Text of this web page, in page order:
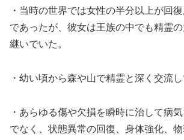
・当時の世界では女性の半分以上が回
であったが、彼女は王族の中でも精霊
継いでいた。
・幼い頃から森や山で精霊と深く交流し
・あらゆる傷や欠損を瞬時に治して病
でなく、状態異常の回復、身体強化、